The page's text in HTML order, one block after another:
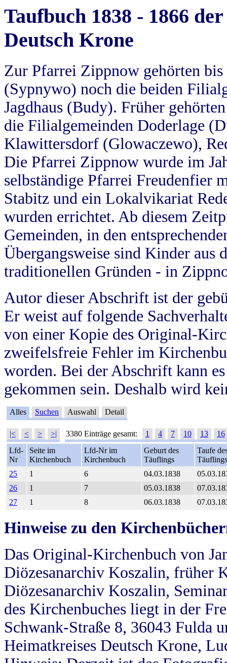
Taufbuch 1838 - 1866
Deutsch Krone
Zur Pfarrei Zippnow gehörten
(Sypnywo) noch die beiden
Jagdhaus (Budy). Früher
die Filialgemeinden Doderlage
Klawittersdorf (Glowaczewo),
Die Pfarrei Zippnow wurde im
selbständige Pfarrei Freudenfier
Stabitz und ein Lokalvikariat
wurden errichtet. Ab diesem
Gemeinden, in den
Übergangsweise sind Kinder aus
traditionellen Gründen - in
Autor dieser Abschrift ist der
Er weist auf folgende
von einer Kopie des Original-
zweifelsfreie Fehler im
worden. Bei der Abschrift kann
gekommen sein. Deshalb wird
Alles Suchen Auswahl Detail
|< < > >| 3380 Einträge gesamt: 1 4 7 10 13
16
Lfd-
Nr
Seite im
Kirchenbuch
Lfd-Nr im
Kirchenbuch
Geburt des
Täuflings
Taufe
Täuflings
25
1 6 04.03.1838
26
1 7 05.03.1838
27
1 8 06.03.1838
Hinweise zu den
Das Original-Kirchenbuch von
Diözesanarchiv Koszalin, früher
Diözesanarchiv Koszalin,
des Kirchenbuches liegt in der
Schwank-Straße 8, 36043 Fulda
Heimatkreises Deutsch Krone,